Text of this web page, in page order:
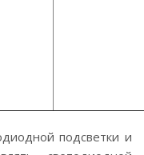
подсветки и